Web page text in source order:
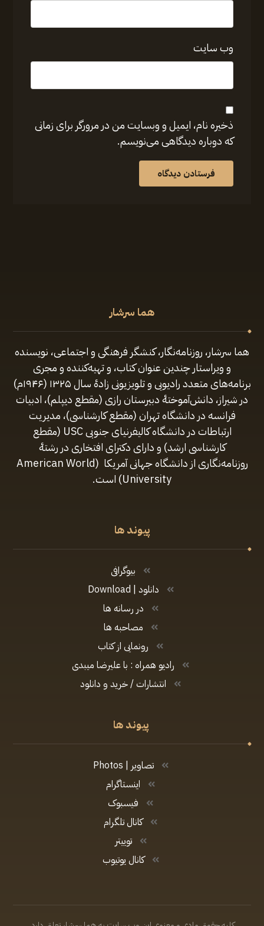
وب‌ سایت
ذخیره نام، ایمیل و وبسایت من در مرورگر برای زمانی
که دوباره دیدگاهی می‌نویسم.
فرستادن دیدگاه
هما سرشار
هما سرشار، روزنامه‌نگار، کنشگر فرهنگی و اجتماعی، نویسنده
و ویراستار چندین عنوان کتاب، و تهیه‌کننده و مجری
برنامه‌های متعدد رادیویی و تلویزیونی زادهٔ سال ۱۳۲۵ (۱۹۴۶م)
در شیراز، دانش‌آموختهٔ دبیرستان رازی (مقطع‌ دیپلم)، ادبیات
فرانسه در دانشگاه تهران (مقطع کارشناسی)، مدیریت
ارتباطات در دانشگاه کالیفرنیای جنوبی USC (مقطع
کارشناسی ارشد) و دارای دکترای افتخاری در رشتهٔ
روزنامه‌نگاری از دانشگاه جهانی آمریکا (American World
University) است.
پیوند ها
بیوگرافی
دانلود | Download
در رسانه ها
مصاحبه ها
رونمایی از کتاب
رادیو همراه : با علیرضا میبدی
انتشارات / خرید و دانلود
پیوند ها
تصاویر | Photos
اینستاگرام
فیسبوک
کانال تلگرام
توییتر
کانال یوتیوب